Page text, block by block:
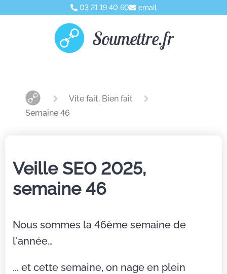
03 21 19 40 60 email
Soumettre.fr
Vite fait, Bien fait
Semaine 46
Veille SEO 2025,
semaine 46
Nous sommes la 46ème semaine de
l'année…
... et cette semaine, on nage en plein